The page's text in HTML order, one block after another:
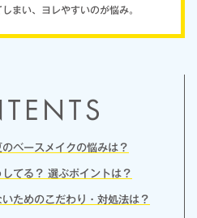
まい、ヨレやすいのが悩み。
ベースメイクの悩みは？
てる？ 選ぶポイントは？
ためのこだわり・対処法は？